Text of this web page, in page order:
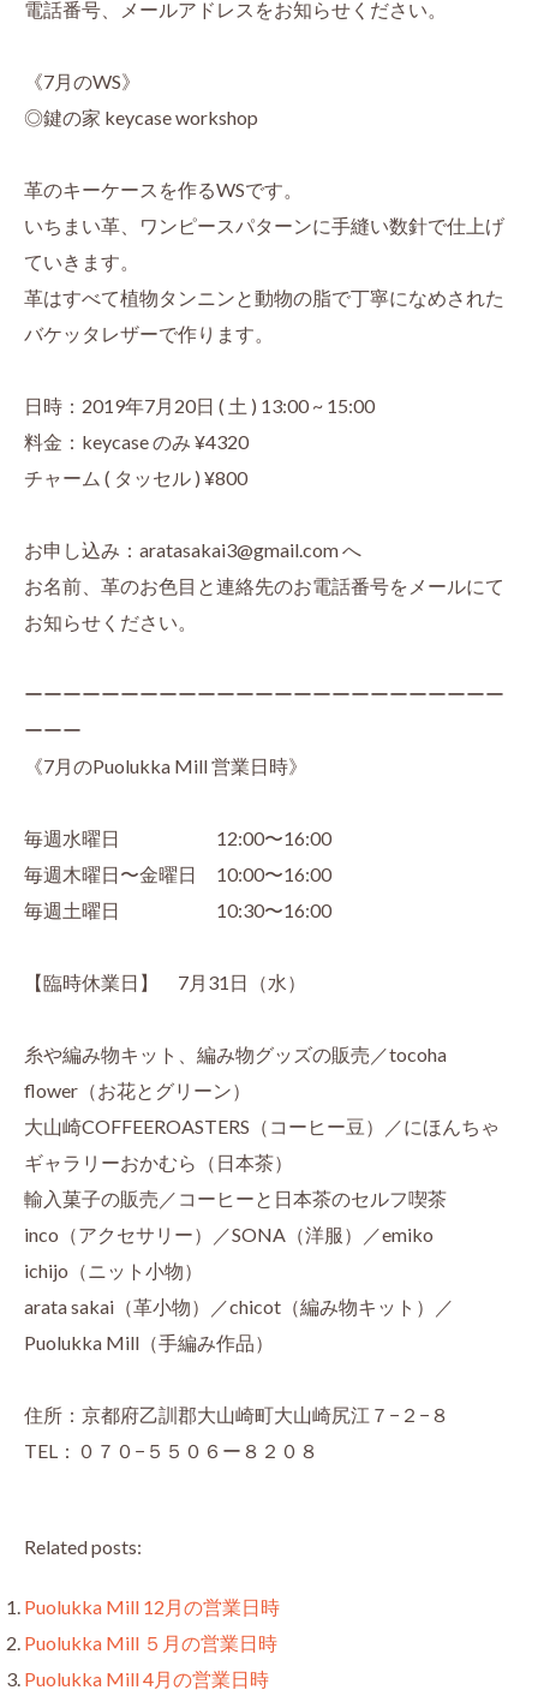
電話番号、メールアドレスをお知らせください。
《7月のWS》
◎鍵の家 keycase workshop
革のキーケースを作るWSです。
いちまい革、ワンピースパターンに手縫い数針で仕上げ
ていきます。
革はすべて植物タンニンと動物の脂で丁寧になめされた
バケッタレザーで作ります。
日時：2019年7月20日 ( 土 ) 13:00 ~ 15:00
料金：keycase のみ ¥4320
チャーム ( タッセル ) ¥800
お申し込み：aratasakai3@gmail.com へ
お名前、革のお色目と連絡先のお電話番号をメールにて
お知らせください。
ーーーーーーーーーーーーーーーーーーーーーーーーー
ーーー
《7月のPuolukka Mill 営業日時》
毎週水曜日 12:00〜16:00
毎週木曜日〜金曜日 10:00〜16:00
毎週土曜日 10:30〜16:00
【臨時休業日】 7月31日（水）
糸や編み物キット、編み物グッズの販売／tocoha
flower（お花とグリーン）
大山崎COFFEEROASTERS（コーヒー豆）／にほんちゃ
ギャラリーおかむら（日本茶）
輸入菓子の販売／コーヒーと日本茶のセルフ喫茶
inco（アクセサリー）／SONA（洋服）／emiko
ichijo（ニット小物）
arata sakai（革小物）／chicot（編み物キット）／
Puolukka Mill（手編み作品）
住所：京都府乙訓郡大山崎町大山崎尻江７−２−８
TEL：０７０−５５０６ー８２０８
Related posts:
Puolukka Mill 12月の営業日時
Puolukka Mill ５月の営業日時
Puolukka Mill 4月の営業日時